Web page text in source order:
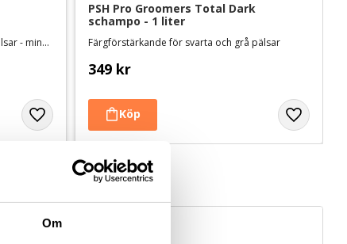
Om
Hundschampo anpassat för tjocka pälsar - minskar torktiden
PSH Pro Groomers Total Dark
schampo - 1 liter
Färgförstärkande för svarta och grå pälsar
349 kr